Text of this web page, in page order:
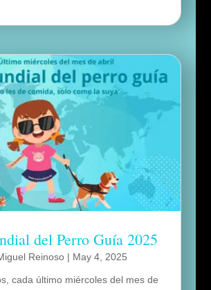
del Perro Guía 2025
Reinoso| May 4, 2025
cada último miércoles del mes de